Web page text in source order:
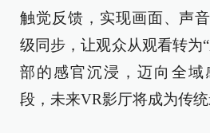
触觉反馈，实现画面、声
级同步，让观众从观看转为
部的感官沉浸，迈向全域
段，未来VR影厅将成为传统